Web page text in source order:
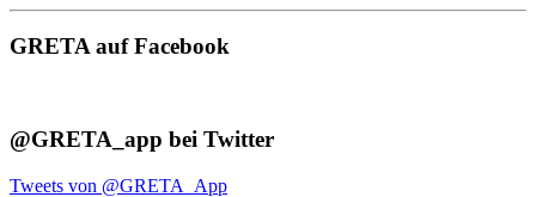
GRETA auf Facebook
@GRETA_app bei Twitter
Tweets von @GRETA_App